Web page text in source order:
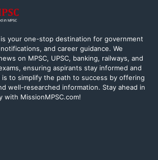
is your one-stop destination for government
and career guidance. We
on MPSC, UPSC, banking, railways, and
ensuring aspirants stay informed and
is to simplify the path to success by offering
well-researched information. Stay ahead in
with MissionMPSC.com!